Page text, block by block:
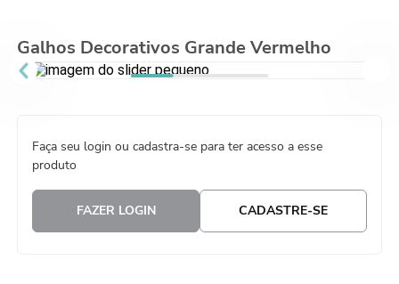
Galhos Decorativos Grande Vermelho
Faça seu login ou cadastra-se para ter acesso a esse
produto
FAZER LOGIN CADASTRE-SE
5º
9º
cesta